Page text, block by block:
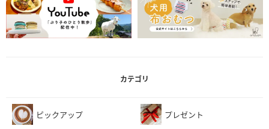
カテゴリ
ピックアップ プレゼント